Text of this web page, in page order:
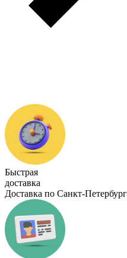
Быстрая
доставка
Доставка по Санкт-